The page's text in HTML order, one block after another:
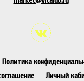
Политика
Личный